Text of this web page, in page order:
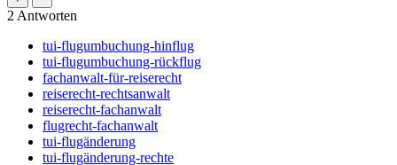
2 Antworten
tui-flugumbuchung-hinflug
tui-flugumbuchung-rückflug
fachanwalt-für-reiserecht
reiserecht-rechtsanwalt
reiserecht-fachanwalt
flugrecht-fachanwalt
tui-flugänderung
tui-flugänderung-rechte